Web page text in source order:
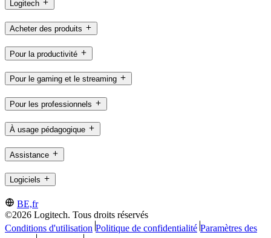
Logitech
Acheter des produits
Pour la productivité
Pour le gaming et le streaming
Pour les professionnels
À usage pédagogique
Assistance
Logiciels
BE,fr
©2026 Logitech. Tous droits réservés
Conditions d'utilisation Politique de confidentialité Paramètres des